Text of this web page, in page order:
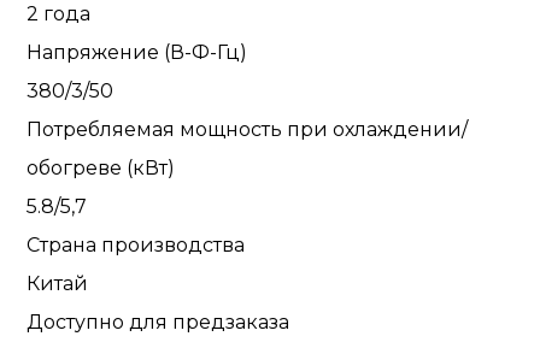
2 года
Напряжение (В-Ф-Гц)
380/3/50
Потребляемая мощность при охлаждении/
обогреве (кВт)
5.8/5,7
Страна производства
Китай
Доступно для предзаказа